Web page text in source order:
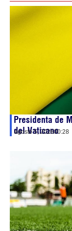
Presidenta de
del Vaticano
agosto 5, 202600:28